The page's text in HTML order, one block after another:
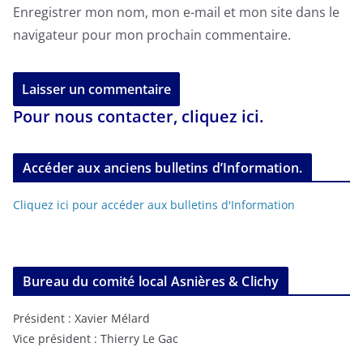
Enregistrer mon nom, mon e-mail et mon site dans le
navigateur pour mon prochain commentaire.
Pour nous contacter, cliquez ici.
Accéder aux anciens bulletins d’Information.
Cliquez ici pour accéder aux bulletins d'Information
Bureau du comité local Asnières & Clichy
Président : Xavier Mélard
Vice président : Thierry Le Gac